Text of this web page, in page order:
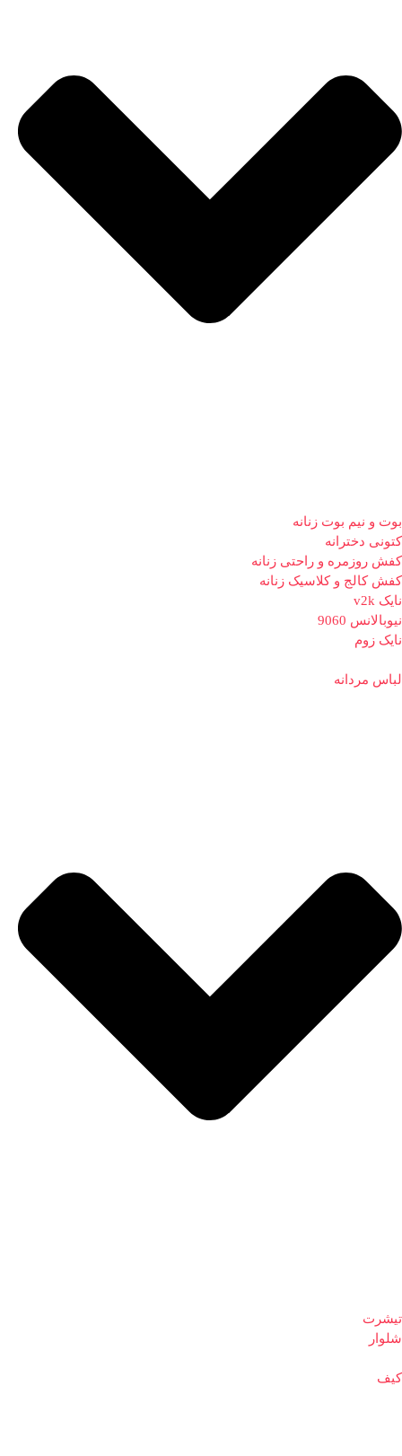
بوت و نیم بوت زنانه
کتونی دخترانه
کفش روزمره و راحتی زنانه
کفش کالج و کلاسیک زنانه
نایک v2k
نیوبالانس 9060
نایک زوم
لباس مردانه
تیشرت
شلوار
کیف